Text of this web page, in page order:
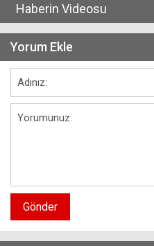
Haberin Videosu
Yorum Ekle
Gönder